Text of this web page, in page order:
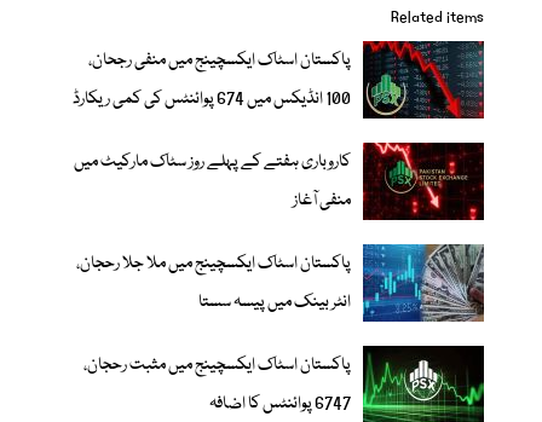
Related items
پاکستان اسٹاک ایکسچینج میں منفی رجحان،
100 انڈیکس میں 674 پوائنٹس کی کمی ریکارڈ
کاروباری ہفتے کے پہلے روز سٹاک مارکیٹ میں
منفی آغاز
پاکستان اسٹاک ایکسچینج میں ملا جلا رحجان،
انٹر بینک میں پیسہ سستا
پاکستان اسٹاک ایکسچینج میں مثبت رحجان،
6747 پوائنٹس کا اضافہ